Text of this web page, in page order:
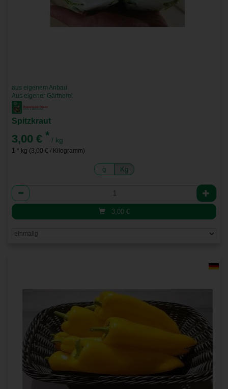
aus eigenem Anbau
Aus eigener Gärtnerei
Spitzkraut
3,00 € * / kg
1 * kg (3,00 € / Kilogramm)
g Kg
Anzahl
3,00 €